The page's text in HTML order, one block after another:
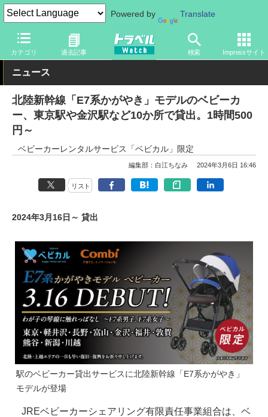
Powered by Translate
カテゴリ 過去記事 検索 Impressサイト
トラベル Watch 企業・政府・官庁 鉄道 JR
ニュース
北陸新幹線「E7系かがやき」モデルのベビーカ
ー、東京駅や金沢駅など10か所で貸出。1時間500
円～
ベビーカーレンタルサービス「ベビカル」限定
編集部：白江ちなみ 2024年3月6日 16:46
リスト
2024年3月16日～ 貸出
駅のベビーカー貸出サービスに北陸新幹線「E7系かがやき」
モデルが登場
JREベビーカーシェアリング有限責任事業組合は、ベ